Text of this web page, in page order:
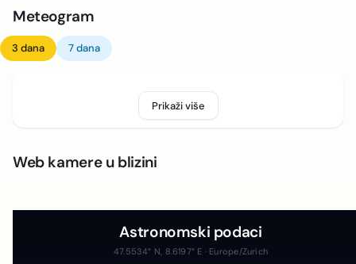
Meteogram
3 dana 7 dana
Prikaži više
Web kamere u blizini
Astronomski podaci
47.5534° N, 8.6197° E · Europe/Zurich